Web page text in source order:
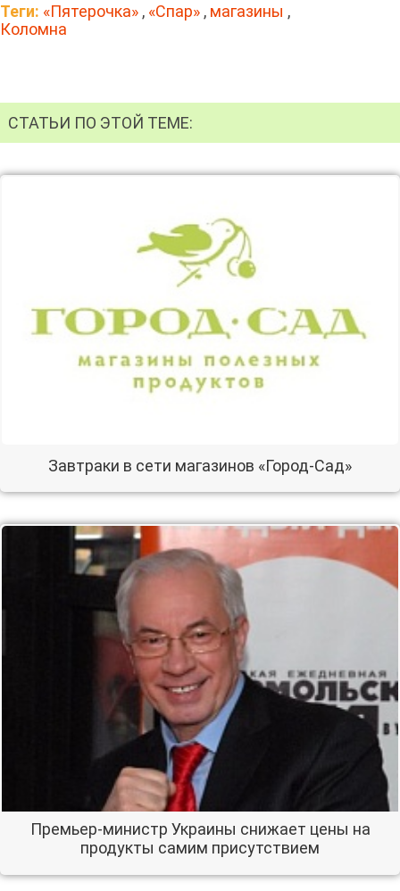
Теги: «Пятерочка» , «Спар» , магазины ,
Коломна
СТАТЬИ ПО ЭТОЙ ТЕМЕ:
Завтраки в сети магазинов «Город-Сад»
Премьер-министр Украины снижает цены на
продукты самим присутствием